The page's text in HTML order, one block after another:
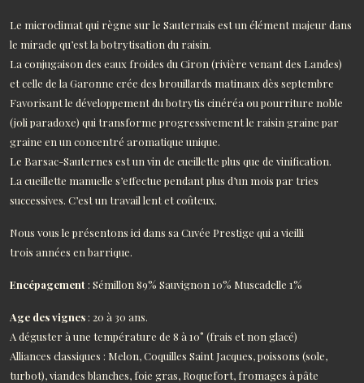
Le microclimat qui règne sur le Sauternais est un élément majeur dans
le miracle qu’est la botrytisation du raisin.
La conjugaison des eaux froides du Ciron (rivière venant des Landes)
et celle de la Garonne crée des brouillards matinaux dès septembre
Favorisant le développement du botrytis cinéréa ou pourriture noble
(joli paradoxe) qui transforme progressivement le raisin graine par
graine en un concentré aromatique unique.
Le Barsac-Sauternes est un vin de cueillette plus que de vinification.
La cueillette manuelle s’effectue pendant plus d’un mois par tries
successives. C’est un travail lent et coûteux.
Nous vous le présentons ici dans sa Cuvée Prestige qui a vieilli
trois années en barrique.
Encépagement : Sémillon 89% Sauvignon 10% Muscadelle 1%
Age des vignes : 20 à 30 ans.
A déguster à une température de 8 à 10° (frais et non glacé)
Alliances classiques : Melon, Coquilles Saint Jacques, poissons (sole,
turbot), viandes blanches, foie gras, Roquefort, fromages à pâte